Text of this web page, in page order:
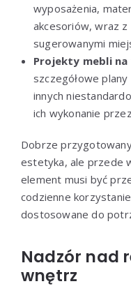
wyposażenia,
akcesoriów, wraz z
sugerowanymi
Projekty mebli
szczegółowe
innych
ich wykonanie
Dobrze
estetyka, ale przede
element musi być
codzienne
dostosowane do
Nadzór nad
wnętrz